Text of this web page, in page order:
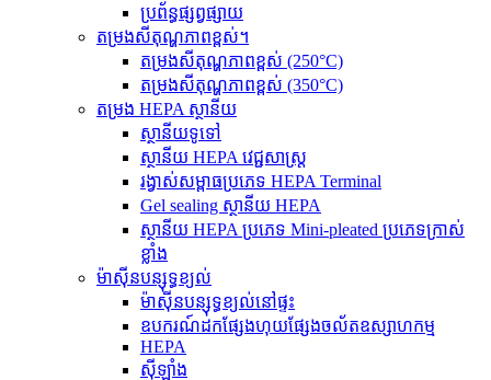
ប្រព័ន្ធផ្សព្វផ្សាយ
តម្រងសីតុណ្ហភាពខ្ពស់។
តម្រងសីតុណ្ហភាពខ្ពស់ (250°C)
តម្រងសីតុណ្ហភាពខ្ពស់ (350°C)
តម្រង HEPA ស្ថានីយ
ស្ថានីយទូទៅ
ស្ថានីយ HEPA វេជ្ជសាស្ត្រ
រង្វាស់សម្ពាធប្រភេទ HEPA Terminal
Gel sealing ស្ថានីយ HEPA
ស្ថានីយ HEPA ប្រភេទ Mini-pleated ប្រភេទក្រាស់
ខ្លាំង
ម៉ាស៊ីនបន្សុទ្ធខ្យល់
ម៉ាស៊ីនបន្សុទ្ធខ្យល់នៅផ្ទះ
ឧបករណ៍ដកផ្សែងហុយផ្សែងចល័តឧស្សាហកម្ម
HEPA
ស៊ីឡាំង